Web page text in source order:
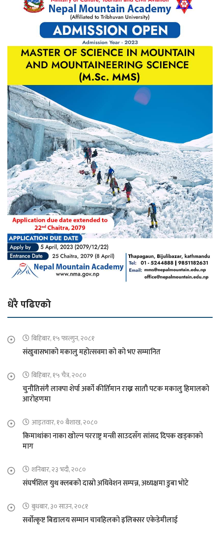
धेरै पढिएको
बिहिबार, १५ फाल्गुन, २०८१
संखुवासभाको मकालु महोत्सवमा को को भए सम्मानित
बिहिबार, १५ चैत्र, २०८०
चुनौतिसंगै लाक्पा शेर्पा अर्को कीर्तिमान राख्न सातौ पटक मकालु हिमालको
आरोहणमा
आइतवार, १० बैशाख, २०८०
किमाथांका नाका खोल्न परराष्ट्र मन्त्री साउदसँग सांसद दिपक खड्काको
माग
शनिबार, २३ भदौ, २०८०
संघर्षशिल युथ क्लबको दास्रो अधिवेशन सम्पन्न, अध्यक्षमा डुबा भोटे
बुधबार, ३० साउन, २०८१
सर्वोत्कृष्ट बिद्यालय सम्मान चावहिलको इलिक्सर एकेडेमीलाई